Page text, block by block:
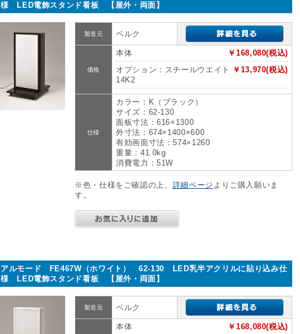
様 LED電飾スタンド看板 【屋外・両面】
製造元 ベルク
価格
￥168,080(税込)
本体
￥13,970(税込)
オプション：スチールウエイト
14K2
仕様
カラー：K（ブラック）
サイズ：62-130
面板寸法：616×1300
外寸法：674×1400×600
有効画面寸法：574×1260
重量：41.0kg
消費電力：51W
※色・仕様をご確認の上、 詳細ページ よりご購入願いま
す。
アルモード FE467W（ホワイト） 62-130 LED乳半アクリルに貼り込み仕
様 LED電飾スタンド看板 【屋外・両面】
製造元 ベルク
￥168,080(税込)
本体